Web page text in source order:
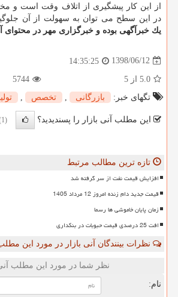
از این كار پیشگیری از اتلاف وقت است و
در این سطح می توان به سهولت از آن
یك خبرآگهی بوده و خبرگزاری مهر در محتوای
1398/06/12
14:35:25
5.0 از 5
5744
تگهای خبر:
بازرگانی , تخصص ,
این مطلب آنی بازار را پسندیدید؟ (1)
تازه ترین مطالب مرتبط
افزایش قیمت نفت از سر گرفته شد
قیمت جدید دام زنده امروز 12 مرداد 1405
زمان پایان خاموشی ها رسما
افت 25 درصدی قیمت حبوبات در بنکداری
نظرات بینندگان آنی بازار در مورد این
نظر شما در مورد این مطلب آنی
نام: